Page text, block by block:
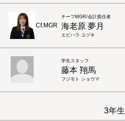
Cf.MGR
チーフMGR/会計責任者
海老原 夢月
エビハラ ユヅキ
学生スタッフ
藤本 翔馬
フジモト ショウマ
3年生